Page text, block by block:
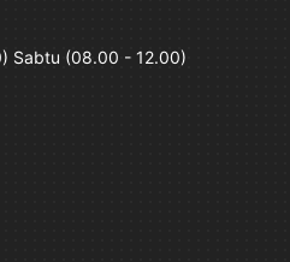
Sabtu (08.00 - 12.00)